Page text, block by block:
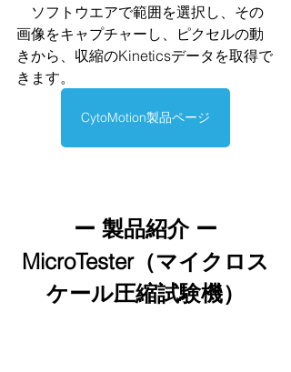
ソフトウエアで範囲を選択し、その
画像をキャプチャーし、ピクセルの動
きから、収縮のKineticsデータを取得で
きます。
CytoMotion製品ページ
ー 製品紹介 ー
MicroTester（マイクロス
ケール圧縮試験機）